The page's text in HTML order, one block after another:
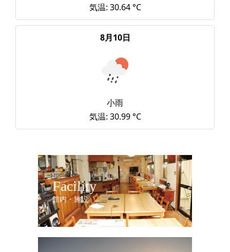
気温: 30.64 °C
8月10日
小雨
気温: 30.99 °C
Facility
館内・施設